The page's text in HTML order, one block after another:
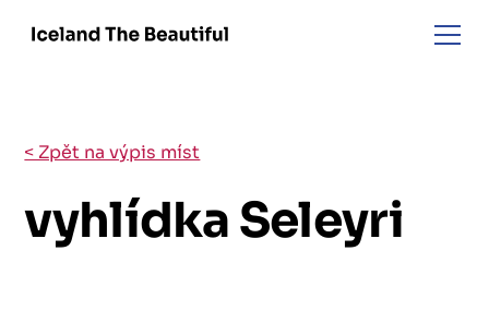
< Zpět na výpis míst
vyhlídka Seleyri